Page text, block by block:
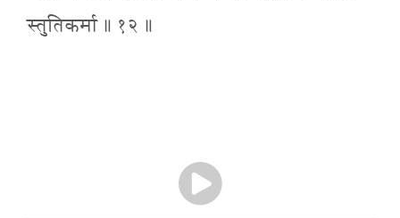
स्तुतिकर्मा ॥ १२ ॥